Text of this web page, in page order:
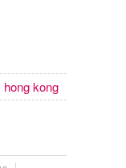
kong